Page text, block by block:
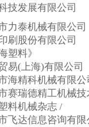
技发展有限公司
力泰机械有限公司
刷股份有限公司
塑料》
易(上海)有限公司
海精科机械有限公
赛瑞德精工机械
料机械杂志 /
飞达信息咨询有